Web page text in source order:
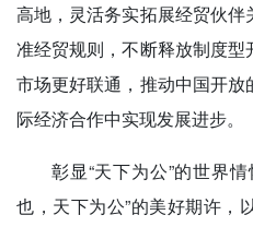
高地，灵活务实拓展经贸伙
准经贸规则，不断释放制度
市场更好联通，推动中国开
际经济合作中实现发展进步。
彰显“天下为公”的世界
也，天下为公”的美好期许，